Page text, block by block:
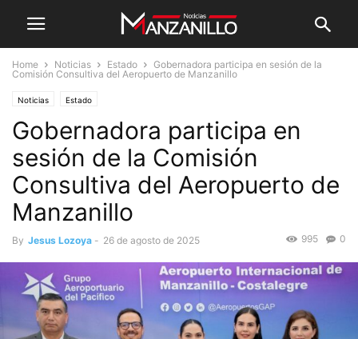
Home Noticias Estado
Gobernadora participa en sesión de la
Comisión Consultiva del Aeropuerto de Manzanillo
Noticias Estado
Gobernadora participa en
sesión de la Comisión
Consultiva del Aeropuerto de
Manzanillo
By Jesus Lozoya - 26 de agosto de 2025 0
995